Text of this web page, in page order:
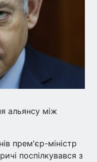
альянсу між
прем'єр-міністр
поспілкувався з